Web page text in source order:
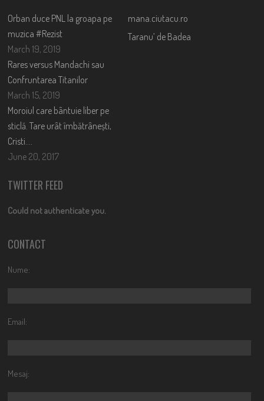
Orban duce PNL la groapa pe
muzica #Rezist
March 19, 2019
Rares versus Mandachi sau
Confruntarea Titanilor
March 15, 2019
Moroiul care bântuie liber pe
sticlă. Tare urât îmbătrânești,
Cristi….
June 20, 2017
mana.ciutacu.ro
Taranu’ de Badea
TWITTER FEED
Could not authenticate you.
CONTACT
Nume:
Email:
Mesaj: